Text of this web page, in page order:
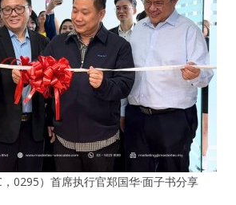
0295）首席执行官郑国华·面子书分享